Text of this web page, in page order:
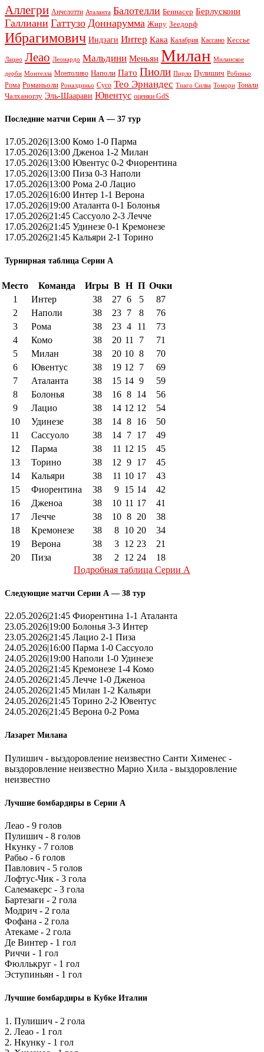
Аллегри Анчелотти Аталанта Балотелли Беннасер Берлускони
Галлиани Гаттузо Доннарумма Жиру Зеедорф
Ибрагимович Индзаги Интер Кака Калабрия Кассано Кессье
Лацио Леао Леонардо Мальдини Меньян Милан Миланское
дерби Монтелла Монтоливо Наполи Пато Пиоли Пирло Пулишич Робиньо
Рома Романьоли Роналдиньо Сусо Тео Эрнандес Тиаго Силва Томори Тонали
Чалханоглу Эль-Шаарави Ювентус оценки GdS
Последние матчи Серии А — 37 тур
17.05.2026|13:00 Комо 1-0 Парма
17.05.2026|13:00 Дженоа 1-2 Милан
17.05.2026|13:00 Ювентус 0-2 Фиорентина
17.05.2026|13:00 Пиза 0-3 Наполи
17.05.2026|13:00 Рома 2-0 Лацио
17.05.2026|16:00 Интер 1-1 Верона
17.05.2026|19:00 Аталанта 0-1 Болонья
17.05.2026|21:45 Сассуоло 2-3 Лечче
17.05.2026|21:45 Удинезе 0-1 Кремонезе
17.05.2026|21:45 Кальяри 2-1 Торино
Турнирная таблица Серии А
Место Команда Игры В Н П Очки
1
Интер 38 27 6 5
87
2
Наполи 38 23 7 8
76
3
Рома 38 23 4 11
73
4
Комо 38 20 11 7
71
5
Милан 38 20 10 8
70
6
Ювентус 38 19 12 7
69
7
Аталанта 38 15 14 9
59
8
Болонья 38 16 8 14
56
9
Лацио 38 14 12 12
54
10
Удинезе 38 14 8 16
50
11
Сассуоло 38 14 7 17
49
12
Парма 38 11 12 15
45
13
Торино 38 12 9 17
45
14
Кальяри 38 11 10 17
43
15
Фиорентина 38 9 15 14
42
16
Дженоа 38 10 11 17
41
17
Лечче 38 10 8 20
38
18
Кремонезе 38 8 10 20
34
19
Верона 38 3 12 23
21
20
Пиза 38 2 12 24
18
Подробная таблица Серии А
Следующие матчи Серии А — 38 тур
22.05.2026|21:45 Фиорентина 1-1 Аталанта
23.05.2026|19:00 Болонья 3-3 Интер
23.05.2026|21:45 Лацио 2-1 Пиза
24.05.2026|16:00 Парма 1-0 Сассуоло
24.05.2026|19:00 Наполи 1-0 Удинезе
24.05.2026|21:45 Кремонезе 1-4 Комо
24.05.2026|21:45 Лечче 1-0 Дженоа
24.05.2026|21:45 Милан 1-2 Кальяри
24.05.2026|21:45 Торино 2-2 Ювентус
24.05.2026|21:45 Верона 0-2 Рома
Лазарет Милана
Пулишич - выздоровление неизвестно Санти Хименес -
выздоровление неизвестно Марио Хила - выздоровление
неизвестно
Лучшие бомбардиры в Серии А
Леао - 9 голов
Пулишич - 8 голов
Нкунку - 7 голов
Рабьо - 6 голов
Павлович - 5 голов
Лофтус-Чик - 3 гола
Салемакерс - 3 гола
Бартезаги - 2 гола
Модрич - 2 гола
Фофана - 2 гола
Атекаме - 2 гола
Де Винтер - 1 гол
Риччи - 1 гол
Фюллькруг - 1 гол
Эступиньян - 1 гол
Лучшие бомбардиры в Кубке Италии
1. Пулишич - 2 гола
2. Леао - 1 гол
2. Нкунку - 1 гол